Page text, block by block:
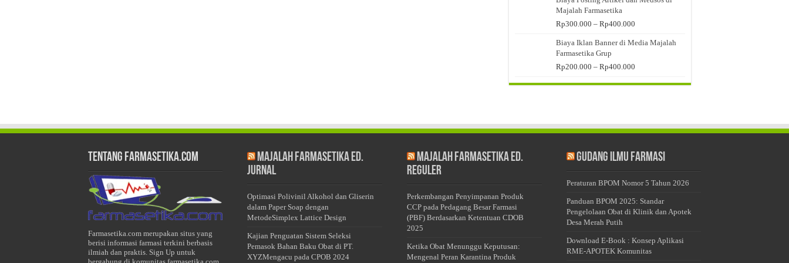
Majalah Farmasetika
Rp300.000 – Rp400.000
Rp300.000
Biaya Iklan Banner di Media Majalah
Farmasetika Grup
Rp200.000 – Rp400.000
Rp200.000
Tentang Farmasetika.com
Farmasetika.com merupakan situs yang
berisi informasi farmasi terkini berbasis
ilmiah dan praktis. Sign Up untuk
Majalah Farmasetika Ed.
Jurnal
Optimasi Polivinil Alkohol dan Gliserin
dalam Paper Soap dengan
MetodeSimplex Lattice Design
Kajian Penguatan Sistem Seleksi
Pemasok Bahan Baku Obat di PT.
XYZMengacu pada CPOB 2024
Majalah Farmasetika Ed.
Reguler
Perkembangan Penyimpanan Produk
CCP pada Pedagang Besar Farmasi
(PBF) Berdasarkan Ketentuan CDOB
2025
Ketika Obat Menunggu Keputusan:
Mengenal Peran Karantina Produk
Gudang Ilmu Farmasi
Peraturan BPOM Nomor 5 Tahun 2026
Panduan BPOM 2025: Standar
Pengelolaan Obat di Klinik dan Apotek
Desa Merah Putih
Download E-Book : Konsep Aplikasi
RME-APOTEK Komunitas